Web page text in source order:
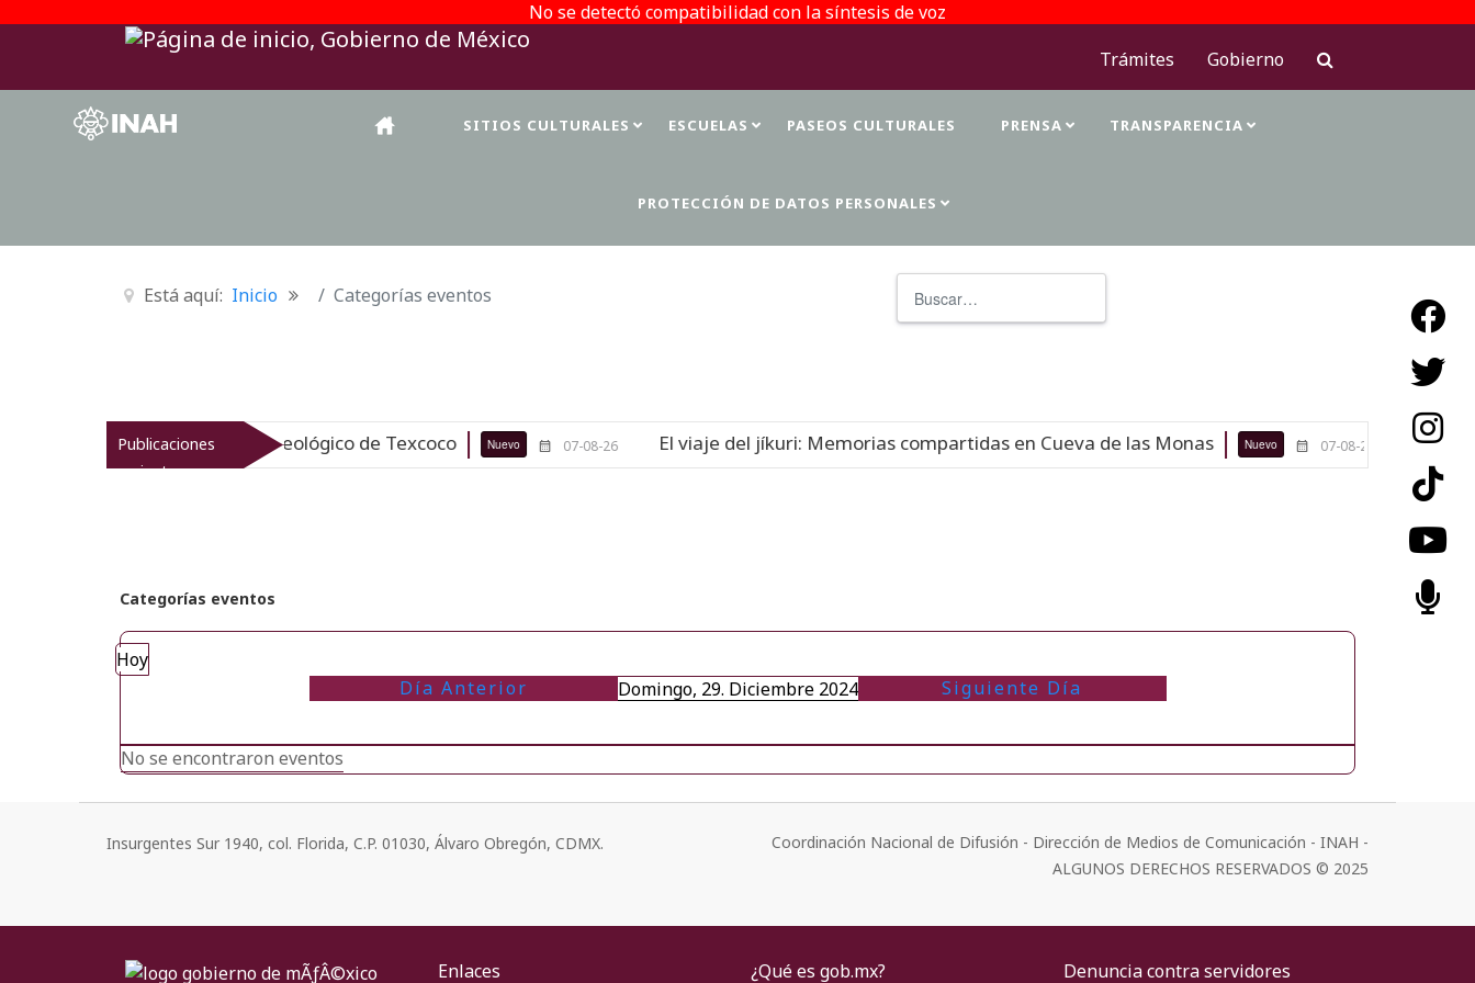
No se detectó compatibilidad con la síntesis de voz
Trámites
Gobierno
SITIOS CULTURALES ESCUELAS PASEOS CULTURALES PRENSA TRANSPARENCIA
PROTECCIÓN DE DATOS PERSONALES
Está aquí: Inicio Categorías eventos
Publicaciones
recientes
revitaliza el patrimonio arqueológico de Texcoco Nuevo 07-08-26 El viaje del jíkuri: Memorias compartidas en Cueva de las Monas Nuevo 07-08-26
Categorías eventos
Hoy
Día Anterior
Domingo, 29. Diciembre 2024 Siguiente Día
No se encontraron eventos
Insurgentes Sur 1940, col. Florida, C.P. 01030, Álvaro Obregón, CDMX.
Coordinación Nacional de Difusión - Dirección de Medios de Comunicación - INAH -
ALGUNOS DERECHOS RESERVADOS © 2025
Enlaces ¿Qué es gob.mx?
Denuncia contra servidores